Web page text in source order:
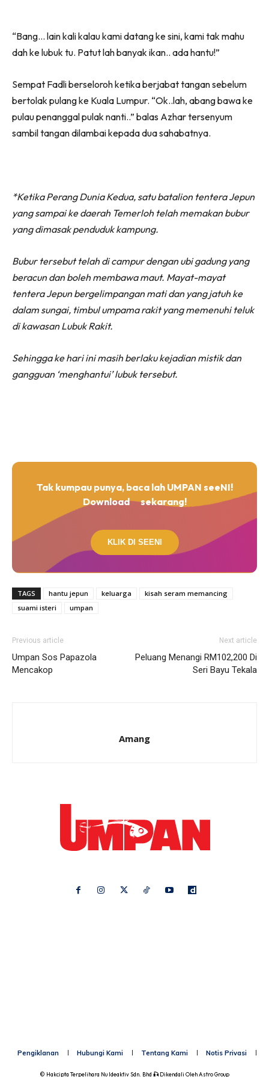
“Bang… lain kali kalau kami datang ke sini, kami tak mahu
dah ke lubuk tu. Patut lah banyak ikan.. ada hantu!”
Sempat Fadli berseloroh ketika berjabat tangan sebelum
bertolak pulang ke Kuala Lumpur. “Ok..lah, abang bawa ke
pulau penanggal pulak nanti..” balas Azhar tersenyum
sambil tangan dilambai kepada dua sahabatnya.
*Ketika Perang Dunia Kedua, satu batalion tentera Jepun
yang sampai ke daerah Temerloh telah memakan bubur
yang dimasak penduduk kampung.
Bubur tersebut telah di campur dengan ubi gadung yang
beracun dan boleh membawa maut. Mayat-mayat
tentera Jepun bergelimpangan mati dan yang jatuh ke
dalam sungai, timbul umpama rakit yang memenuhi teluk
di kawasan Lubuk Rakit.
Sehingga ke hari ini masih berlaku kejadian mistik dan
gangguan ‘menghantui’ lubuk tersebut.
Tak kumpau punya, baca lah UMPAN seeNI!
Download
sekarang!
KLIK DI SEENI
TAGS hantu jepun keluarga
kisah seram memancing
suami isteri
umpan
Previous article
Umpan Sos Papazola
Mencakop
Next article
Peluang Menangi RM102,200 Di
Seri Bayu Tekala
Amang
Pengiklanan Hubungi Kami Tentang Kami Notis Privasi
© Hakcipta Terpelihara Nu Ideaktiv Sdn. Bhd 🎣Dikendali OlehAstro Group